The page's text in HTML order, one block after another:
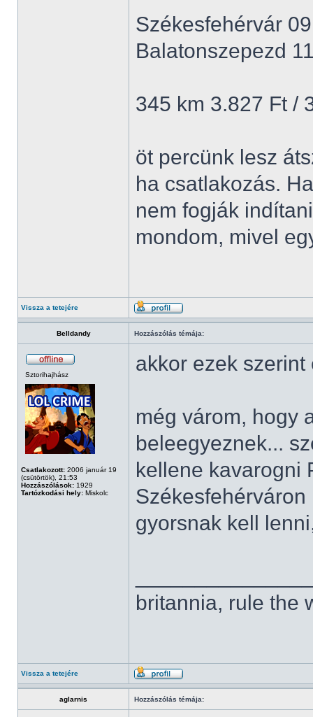
Székesfehérvár
Balatonszepezd
345 km 3.827 Ft /
öt percünk lesz
ha csatlakozás.
nem fogják
mondom, mivel
Vissza a tetejére
Belldandy Hozzászólás témája:
Sztorihajhász
Csatlakozott: 2006 január 19
(csütörtök), 21:53
Hozzászólások: 1929
Tartózkodási hely: Miskolc
akkor ezek
még várom, hogy
beleegyeznek...
kellene kavarogni
gyorsnak kell
britannia, rule the
Vissza a tetejére
aglarnis Hozzászólás témája: